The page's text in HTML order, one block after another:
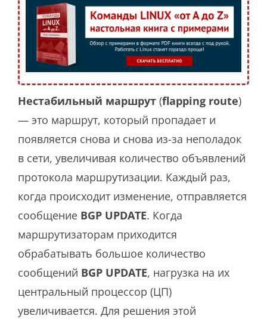
Нестабильный маршрут (flapping route)
— это маршрут, который пропадает и
появляется снова и снова из-за неполадок
в сети, увеличивая количество объявлений
протокола маршрутизации. Каждый раз,
когда происходит изменение, отправляется
сообщение BGP UPDATE. Когда
маршрутизаторам приходится
обрабатывать большое количество
сообщений BGP UPDATE, нагрузка на их
центральный процессор (ЦП)
увеличивается. Для решения этой